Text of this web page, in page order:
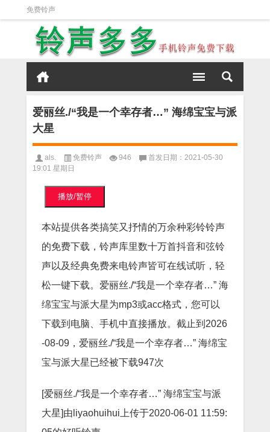
免费铃声
爱丽丝./“我是一个幸存者…” 海绵宝宝与派
大星
als. 免费铃声 946
首发日期：2021-05-30
19:01 星期日
播放/暂停
本站提供各类搞笑又抒情的万余种彩铃铃声
的免费下载，铃声库里数十万首抖音和弦铃
声以及经典免费来电铃声皆可在线试听，轻
松一键下载。爱丽丝./“我是一个幸存者…” 海
绵宝宝与派大星为mp3或acc格式，您可以
下载到电脑、手机中直接播放。截止到2026
-08-09，爱丽丝./“我是一个幸存者…” 海绵宝
宝与派大星已经被下载947次
[爱丽丝./“我是一个幸存者…” 海绵宝宝与派
大星]由liyaohuihui上传于2020-06-01 11:59: